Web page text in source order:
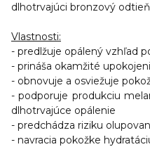
dlhotrvajúci bronzový
Vlastnosti:
- predlžuje opálený vzhľad
- prináša okamžité
- obnovuje a osviežuje
- podporuje produkciu
dlhotrvajúce opálenie
- predchádza riziku
- navracia pokožke